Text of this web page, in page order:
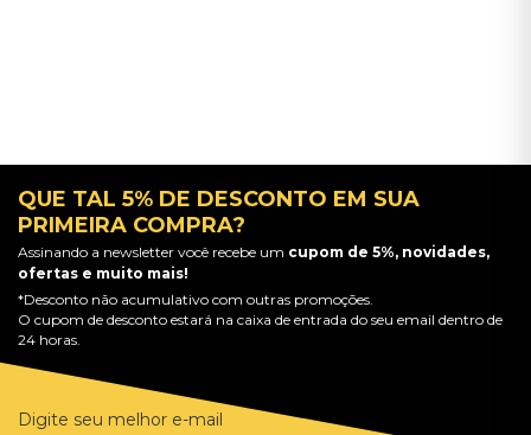
QUE TAL 5% DE DESCONTO EM SUA
PRIMEIRA COMPRA?
Assinando a newsletter você recebe um cupom de 5%, novidades,
ofertas e muito mais!
*Desconto não acumulativo com outras promoções.
O cupom de desconto estará na caixa de entrada do seu email dentro de
24 horas.
Digite seu melhor e-mail